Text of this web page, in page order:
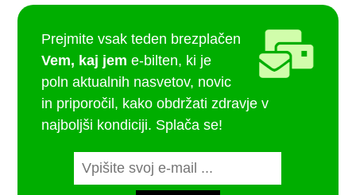
Prejmite vsak teden brezplačen
Vem, kaj jem e-bilten, ki je
poln aktualnih nasvetov, novic
in priporočil, kako obdržati zdravje v
najboljši kondiciji. Splača se!